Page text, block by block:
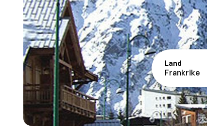
Land
Frankrike